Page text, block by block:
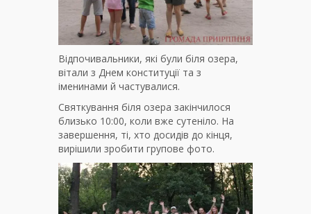
Відпочивальники, які були біля озера,
вітали з Днем конституції та з
іменинами й частувалися.
Святкування біля озера закінчилося
близько 10:00, коли вже сутеніло. На
завершення, ті, хто досидів до кінця,
вирішили зробити групове фото.